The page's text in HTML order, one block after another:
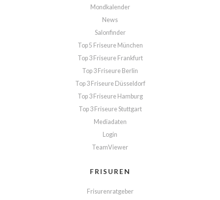
Mondkalender
News
Salonfinder
Top 5 Friseure München
Top 3 Friseure Frankfurt
Top 3 Friseure Berlin
Top 3 Friseure Düsseldorf
Top 3 Friseure Hamburg
Top 3 Friseure Stuttgart
Mediadaten
Login
TeamViewer
FRISUREN
Frisurenratgeber